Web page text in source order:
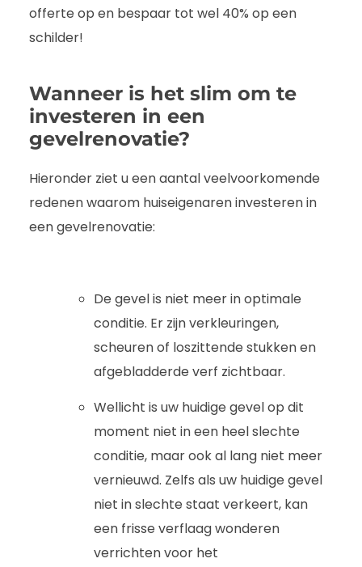
offerte op en bespaar tot wel 40% op een
schilder!
Wanneer is het slim om te
investeren in een
gevelrenovatie?
Hieronder ziet u een aantal veelvoorkomende
redenen waarom huiseigenaren investeren in
een gevelrenovatie:
De gevel is niet meer in optimale
conditie. Er zijn verkleuringen,
scheuren of loszittende stukken en
afgebladderde verf zichtbaar.
Wellicht is uw huidige gevel op dit
moment niet in een heel slechte
conditie, maar ook al lang niet meer
vernieuwd. Zelfs als uw huidige gevel
niet in slechte staat verkeert, kan
een frisse verflaag wonderen
verrichten voor het